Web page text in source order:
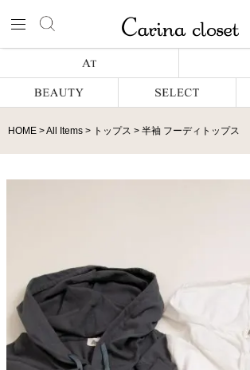
HOME All Items トップス 半袖 フーディトップス